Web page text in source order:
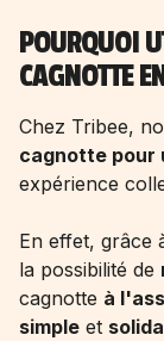
POURQUOI
CAGNOTTE
Chez Tribee,
cagnotte pour
expérience
En effet, grâce
la possibilité de
cagnotte à
simple et